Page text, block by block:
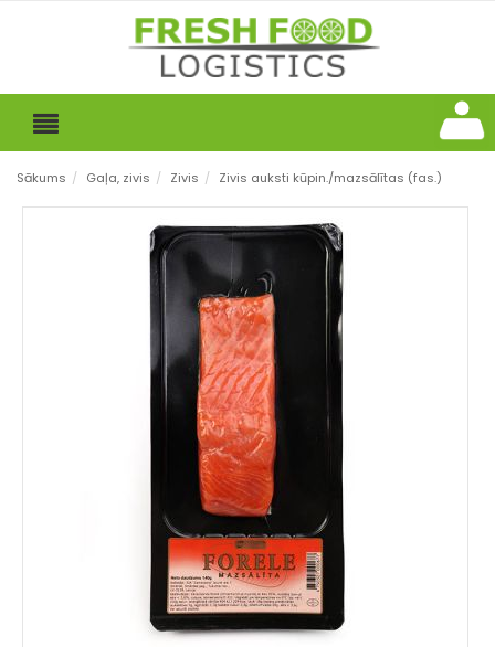
Sākums / Gaļa, zivis / Zivis / Zivis auksti kūpin./mazsālītas (fas.)